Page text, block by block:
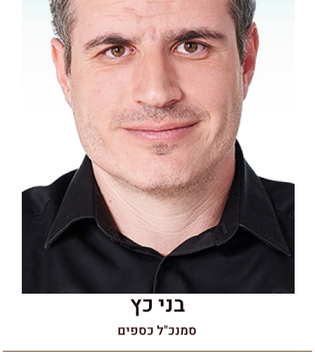
בני כץ
סמנכ"ל כספים
בני כץ
עמי, מביא עימו 40 שנות ניסיון, הוא קבלן בניין במקצועו ומוביל כיום את
כל הפרויקטים של החברה ומלווה אותם יום-יום בשטח. לעמי ניסיון
בבנייה פרטית וציבורית, הכוללת מרכזים לוגיסטיים, מסחריים, בנייה רוויה
ובתים פרטיים הפרוסים בכל רחבי הארץ. העבודה בתל אביב של ימינו
דורשת חדות, מהירות והקפדה ולעמי יש בדיוק את התכונות האלו. גם
היום, עולם הבנייה מהווה עבורו חלום ילדות שמתגשם ומבחינתו כל
פרויקט מרגש כמו הראשון.